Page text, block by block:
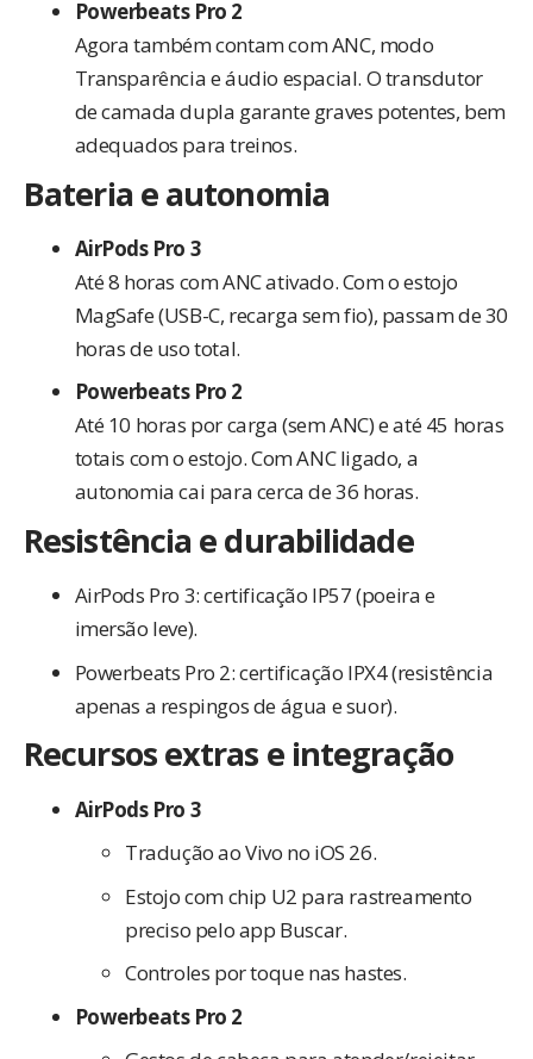
Powerbeats Pro 2
Agora também contam com ANC, modo
Transparência e áudio espacial. O transdutor
de camada dupla garante graves potentes, bem
adequados para treinos.
Bateria e autonomia
AirPods Pro 3
Até 8 horas com ANC ativado. Com o estojo
MagSafe (USB-C, recarga sem fio), passam de 30
horas de uso total.
Powerbeats Pro 2
Até 10 horas por carga (sem ANC) e até 45 horas
totais com o estojo. Com ANC ligado, a
autonomia cai para cerca de 36 horas.
Resistência e durabilidade
AirPods Pro 3: certificação IP57 (poeira e
imersão leve).
Powerbeats Pro 2: certificação IPX4 (resistência
apenas a respingos de água e suor).
Recursos extras e integração
AirPods Pro 3
Tradução ao Vivo no iOS 26.
Estojo com chip U2 para rastreamento
preciso pelo app Buscar.
Controles por toque nas hastes.
Powerbeats Pro 2